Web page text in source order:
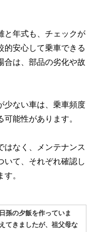
と年式も、チェックが
的安心して乗車できる
合は、部品の劣化や故
少ない車は、乗車頻度
能性があります。
はなく、メンテナンス
いて、それぞれ確認し
。
孫の夕飯を作っていま
てきましたが、祖父母な